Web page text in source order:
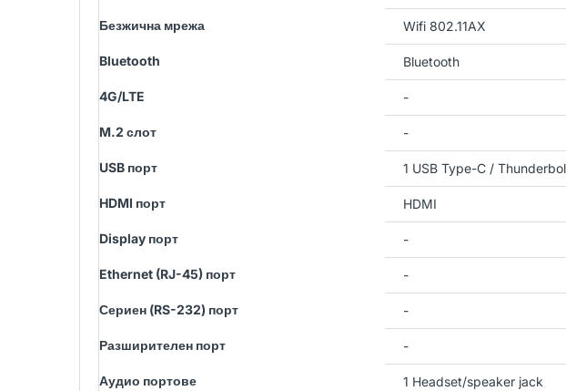
Безжична мрежа Wifi 802.11AX
Bluetooth Bluetooth
4G/LTE -
M.2 слот -
USB порт 1 USB Type-C /
HDMI порт HDMI
Display порт -
Ethernet (RJ-45) порт -
Сериен (RS-232) порт -
Разширителен порт -
Аудио портове 1 Headset/speaker jack